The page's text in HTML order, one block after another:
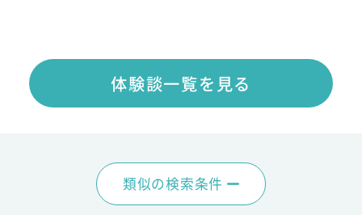
体験談一覧を見る
類似の検索条件